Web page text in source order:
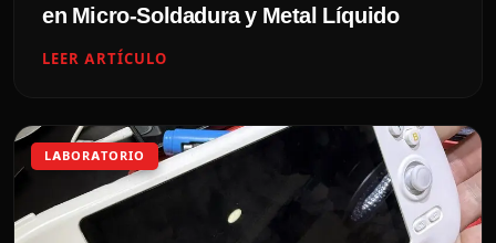
en Micro-Soldadura y Metal Líquido
LEER ARTÍCULO
LABORATORIO